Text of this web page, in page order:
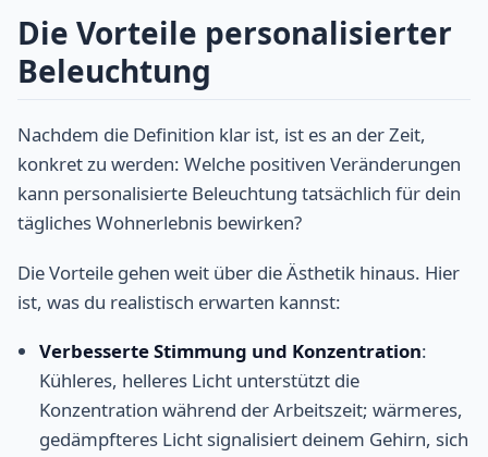
Die Vorteile personalisierter
Beleuchtung
Nachdem die Definition klar ist, ist es an der Zeit,
konkret zu werden: Welche positiven Veränderungen
kann personalisierte Beleuchtung tatsächlich für dein
tägliches Wohnerlebnis bewirken?
Die Vorteile gehen weit über die Ästhetik hinaus. Hier
ist, was du realistisch erwarten kannst:
Verbesserte Stimmung und Konzentration:
Kühleres, helleres Licht unterstützt die
Konzentration während der Arbeitszeit; wärmeres,
gedämpfteres Licht signalisiert deinem Gehirn, sich